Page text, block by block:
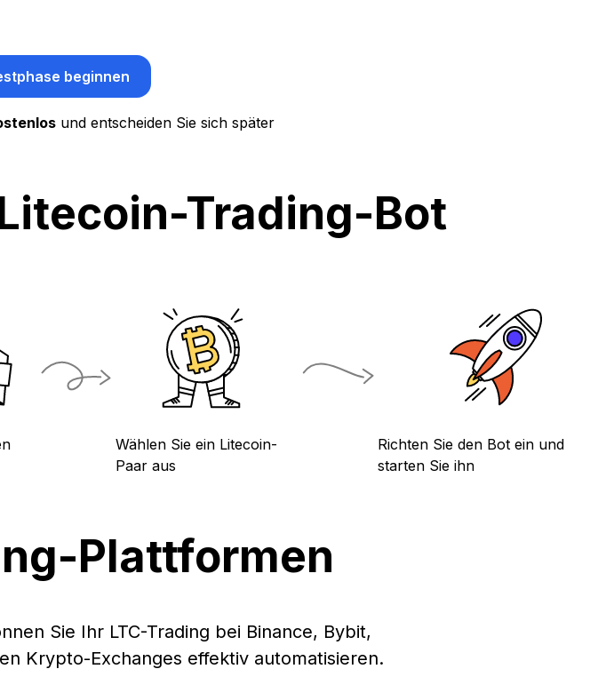
beginnen
und entscheiden Sie sich später
Trading-Bot
Wählen Sie ein Litecoin-
Paar aus
Richten Sie den Bot ein und
starten Sie ihn
Plattformen
Sie Ihr LTC-Trading bei Binance, Bybit,
Krypto-Exchanges effektiv automatisieren.